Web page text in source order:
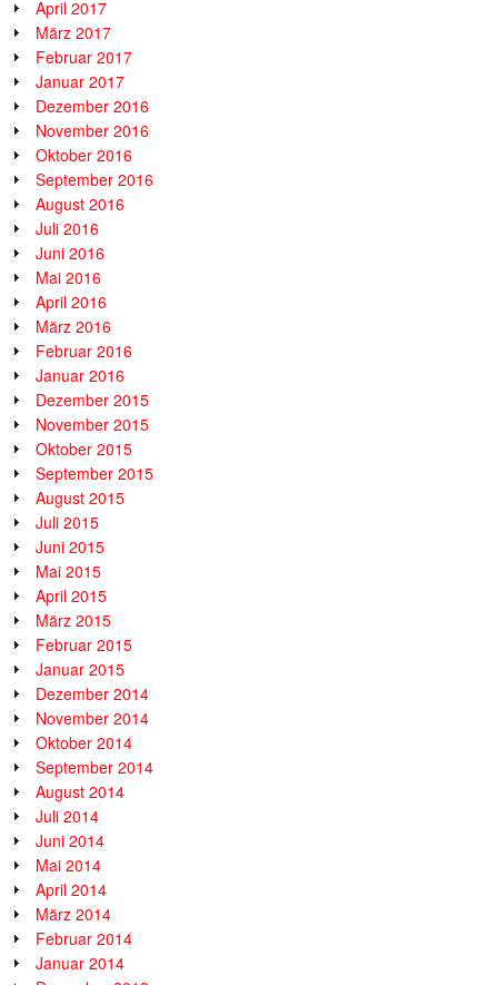
April 2017
März 2017
Februar 2017
Januar 2017
Dezember 2016
November 2016
Oktober 2016
September 2016
August 2016
Juli 2016
Juni 2016
Mai 2016
April 2016
März 2016
Februar 2016
Januar 2016
Dezember 2015
November 2015
Oktober 2015
September 2015
August 2015
Juli 2015
Juni 2015
Mai 2015
April 2015
März 2015
Februar 2015
Januar 2015
Dezember 2014
November 2014
Oktober 2014
September 2014
August 2014
Juli 2014
Juni 2014
Mai 2014
April 2014
März 2014
Februar 2014
Januar 2014